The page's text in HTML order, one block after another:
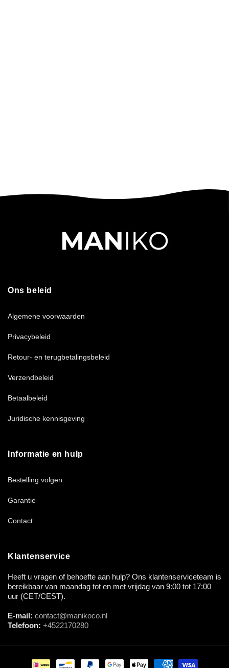
Ons beleid
Algemene voorwaarden
Privacybeleid
Retour- en terugbetalingsbeleid
Verzendbeleid
Betaalbeleid
Juridische kennisgeving
Informatie en hulp
Bestelling volgen
Garantie
Contact
Klantenservice
Heeft u vragen of behoefte aan hulp? Ons klantenserviceteam is
bereikbaar van maandag tot en met vrijdag van 9:00 tot 17:00
uur (CET/CEST).
E-mail: contact@manikoco.nl
Telefoon: +4522170280
Betaalmethoden